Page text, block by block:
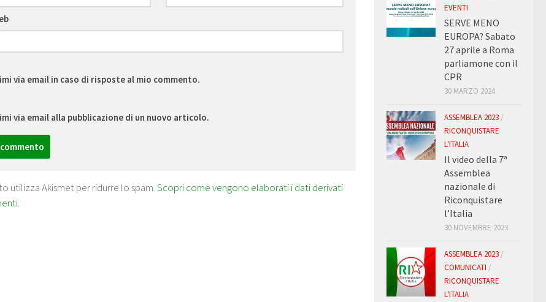
via email in caso di risposte al mio commento.
via email alla pubblicazione di un nuovo articolo.
utilizza Akismet per ridurre lo spam.Scopri come vengono elaborati i dati derivati
.
EVENTI
SERVE MENO
EUROPA? Sabato
27 aprile a Roma
parliamone con il
CPR
30 MARZO 2024
ASSEMBLEA 2023 /
RICONQUISTARE
L'ITALIA
Il video della 7ª
Assemblea
nazionale di
Riconquistare
l’Italia
30 NOVEMBRE 2023
ASSEMBLEA 2023 /
COMUNICATI /
RICONQUISTARE
L'ITALIA